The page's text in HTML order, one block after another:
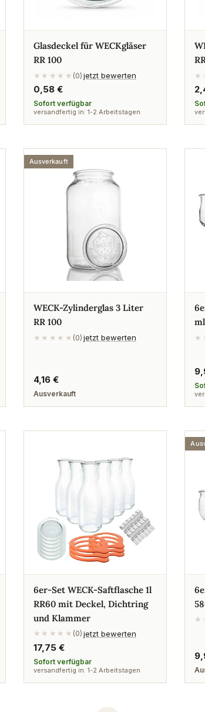
Glasdeckel für WECKgläser
RR 100
★★★★★ (0) jetzt bewerten
Regulärer
Preis
0,58 €
Sofort verfügbar
versandfertig in: 1-2 Arbeitstagen
Ausverkauft
WECK-Zylinderglas 3 Liter
RR 100
★★★★★ (0) jetzt bewerten
Regulärer
Preis
4,16 €
Ausverkauft
ml
6er-Set WECK-Saftflasche 1l
RR60 mit Deckel, Dichtring
und Klammer
★★★★★ (0) jetzt bewerten
Regulärer
Preis
17,75 €
Sofort verfügbar
versandfertig in: 1-2 Arbeitstagen